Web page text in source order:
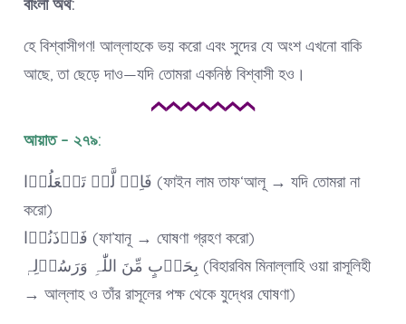
হে বিশ্বাসীগণ! আল্লাহকে ভয় করো এবং সুদের যে অংশ এখনো বাকি
আছে, তা ছেড়ে দাও—যদি তোমরা একনিষ্ঠ বিশ্বাসী হও।
আয়াত – ২৭৯:
فَاِنۡ لَّمۡ تَفۡعَلُوۡا (ফাইন লাম তাফ‘আলূ → যদি তোমরা না
করো)
فَاۡذَنُوۡا (ফা’যানূ → ঘোষণা গ্রহণ করো)
بِحَرۡبٍ مِّنَ اللّٰہِ وَرَسُوۡلِہٖ (বিহারবিম মিনাল্লাহি ওয়া রাসূলিহী
→ আল্লাহ ও তাঁর রাসূলের পক্ষ থেকে যুদ্ধের ঘোষণা)